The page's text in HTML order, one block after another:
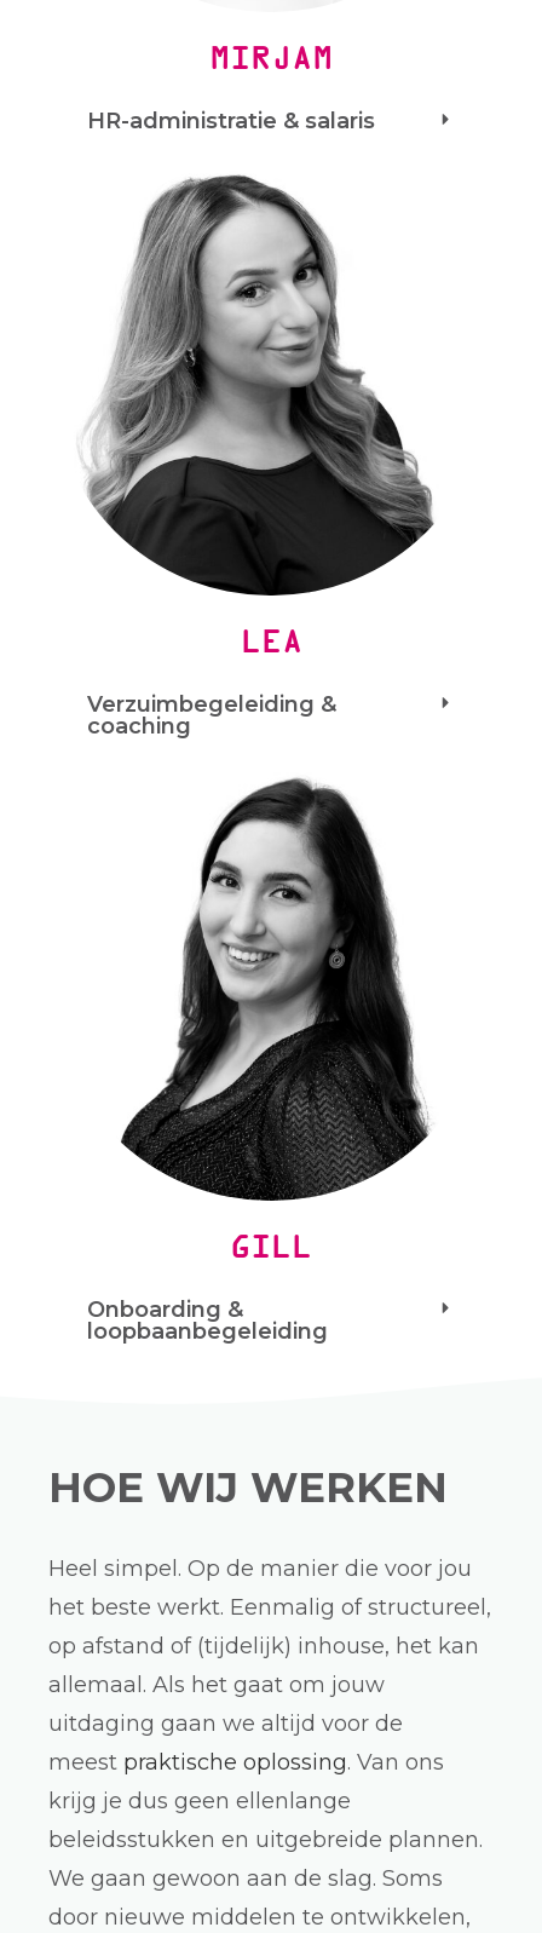
MIRJAM
HR-administratie & salaris
LEA
Verzuimbegeleiding &
coaching
GILL
Onboarding &
loopbaanbegeleiding
HOE WIJ WERKEN
Heel simpel. Op de manier die voor jou
het beste werkt. Eenmalig of structureel,
op afstand of (tijdelijk) inhouse, het kan
allemaal. Als het gaat om jouw
uitdaging gaan we altijd voor de
meest praktische oplossing. Van ons
krijg je dus geen ellenlange
beleidsstukken en uitgebreide plannen.
We gaan gewoon aan de slag. Soms
door nieuwe middelen te ontwikkelen,